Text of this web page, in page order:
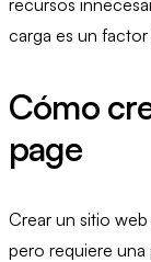
carga es un
Cómo
page
Crear un sitio
pero requiere